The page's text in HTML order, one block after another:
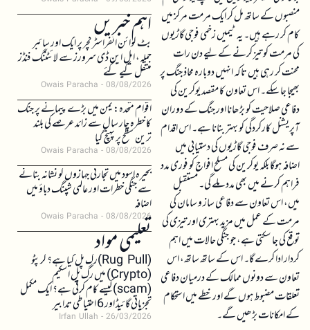
منصبوں کے ساتھ مل کر ایک مرمت مرکز میں
کام کر رہے ہیں۔ یہ ٹیمیں زخمی فوجی گاڑیوں
کی مرمت کو تیز کرنے کے لیے دن رات
محنت کر رہی ہیں تاکہ انہیں دوبارہ محاذ جنگ پر
بھیجا جا سکے۔ اس تعاون کا مقصد یوکرین کی
دفاعی صلاحیت کو بڑھانا اور جنگ کے دوران
آپریشنل کارکردگی کو بہتر بنانا ہے۔ اس اقدام
سے نہ صرف فوجی گاڑیوں کی دستیابی میں
اضافہ ہوگا بلکہ یوکرین کی مسلح افواج کو فوری مدد
فراہم کرنے میں بھی مدد ملے گی۔ مستقبل
میں، اس تعاون سے دفاعی ساز و سامان کی
مرمت کے عمل میں مزید بہتری اور تیزی کی
توقع کی جا سکتی ہے، جو جنگی حالات میں اہم
کردار ادا کرے گا۔ اس کے ساتھ ساتھ، اس
تعاون سے دونوں ممالک کے درمیان دفاعی
تعلقات مضبوط ہوں گے اور خطے میں استحکام
کے امکانات بڑھیں گے۔
اہم خبریں
بٹ کوائن انفراسٹرکچر پر ایک اور سائبر
حملہ، ایل این ڈی سرورز سے لائٹننگ فنڈز
منتقل کیے گئے
Owais Paracha 08/08/2026
اقوام متحدہ: یمن میں بڑے پیمانے پر جنگ
کا خطرہ چار سال سے زائد عرصے کی بلند
ترین سطح پر پہنچ گیا
Owais Paracha 08/08/2026
بحیرہ اسود میں تجارتی جہازوں کو نشانہ بنانے
سے جنگی خطرات اور عالمی شپنگ دباؤ میں
اضافہ
Owais Paracha 08/08/2026
تعلیمی مواد(Rug Pull)رگ پل کیا ہے؟ کرپٹو
(Crypto) میں رگ پل اسکیم
(scam)کیسے کام کرتی ہے؟ ایک مکمل
تجزیاتی گائیڈ اور 6 احتیاطی تدابیر
Irfan Ullah 26/03/2026